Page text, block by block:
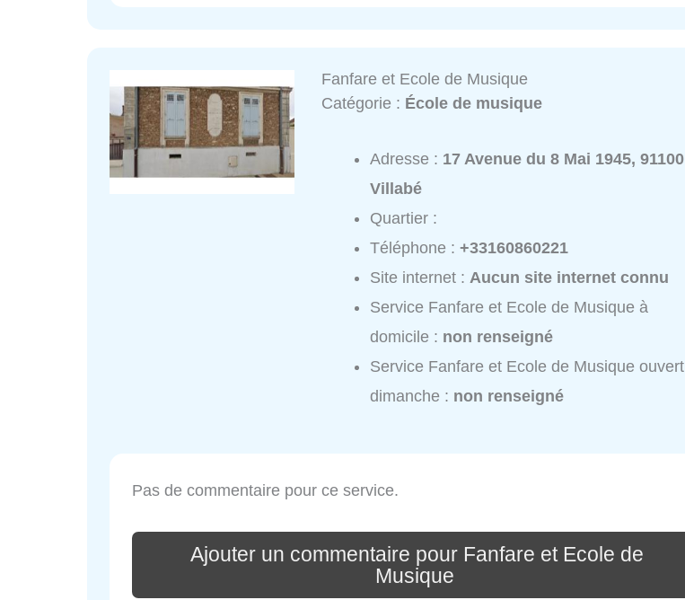
Fanfare et Ecole de Musique
Catégorie : École de musique
Adresse : 17 Avenue du 8 Mai 1945, 91100
Villabé
Quartier :
Téléphone :+33160860221
Site internet :Aucun site internet connu
Service Fanfare et Ecole de Musique à
domicile : non renseigné
Service Fanfare et Ecole de Musique ouvert
dimanche : non renseigné
Pas de commentaire pour ce service.
Ajouter un commentaire pour Fanfare et Ecole de
Musique